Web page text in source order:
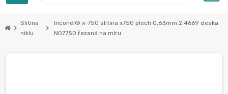
chevron_right
Slitina
niklu
chevron_right
Inconel® x-750 slitina x750 plech 0,63mm 2.4669 deska
N07750 řezaná na míru